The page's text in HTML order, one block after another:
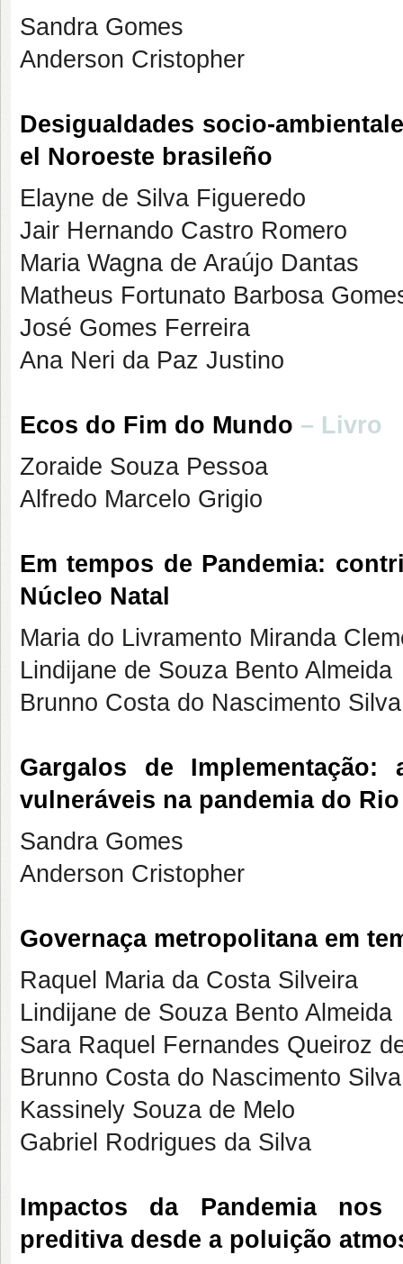
Sandra Gomes
Anderson Cristopher
Desigualdades socio-
el Noroeste brasileño
Elayne de Silva Figueredo
Jair Hernando Castro Romero
Maria Wagna de Araújo Dantas
Matheus Fortunato Barbosa
José Gomes Ferreira
Ana Neri da Paz Justino
Ecos do Fim do Mundo – Livro
Zoraide Souza Pessoa
Alfredo Marcelo Grigio
Em tempos de Pandemia:
Núcleo Natal
Maria do Livramento Miranda
Lindijane de Souza Bento Almeida
Brunno Costa do Nascimento Silva
Gargalos de
vulneráveis na pandemia do
Sandra Gomes
Anderson Cristopher
Governaça metropolitana em
Raquel Maria da Costa Silveira
Lindijane de Souza Bento Almeida
Sara Raquel Fernandes Queiroz
Brunno Costa do Nascimento Silva
Kassinely Souza de Melo
Gabriel Rodrigues da Silva
Impactos da Pandemia nos
preditiva desde a poluição